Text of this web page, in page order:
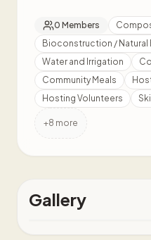
0 Members
Bioconstruction / Natural
Water and Irrigation
Community Meals
Hosting Volunteers
+8 more
Gallery